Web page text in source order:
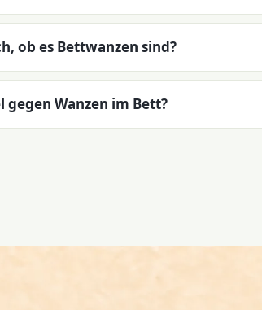
ob es Bettwanzen sind?
Wanzen im Bett?